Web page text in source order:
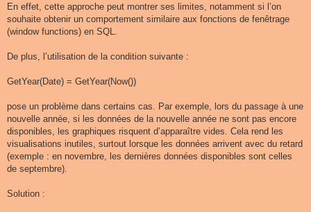
En effet, cette approche peut montrer ses limites, notamment si l’on
souhaite obtenir un comportement similaire aux fonctions de fenêtrage
(window functions) en SQL.
De plus, l’utilisation de la condition suivante :
GetYear(Date) = GetYear(Now())
pose un problème dans certains cas. Par exemple, lors du passage à une
nouvelle année, si les données de la nouvelle année ne sont pas encore
disponibles, les graphiques risquent d’apparaître vides. Cela rend les
visualisations inutiles, surtout lorsque les données arrivent avec du retard
(exemple : en novembre, les dernières données disponibles sont celles
de septembre).
Solution :